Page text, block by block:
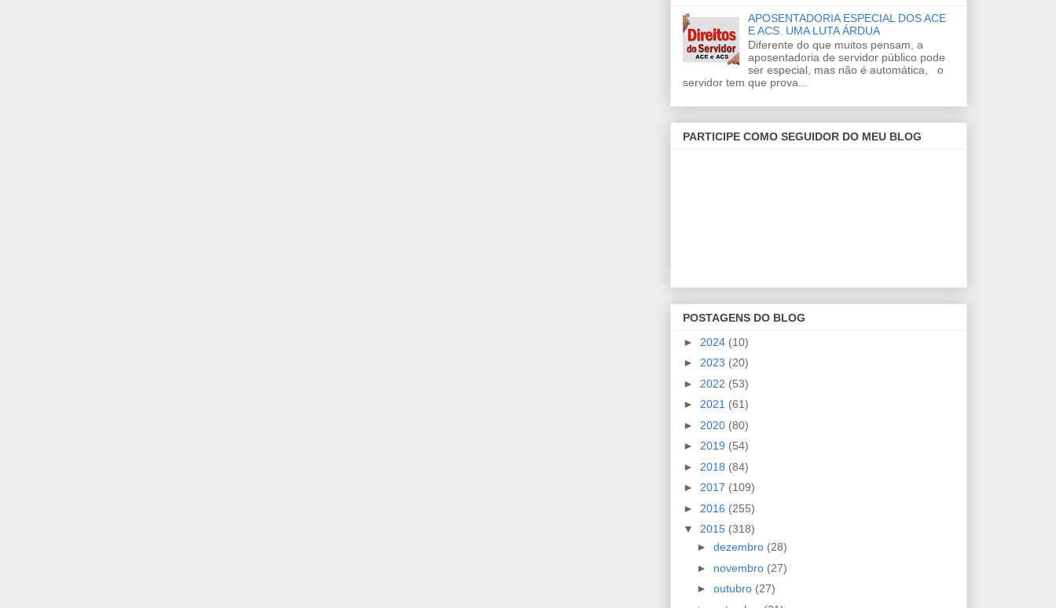
APOSENTADORIA ESPECIAL DOS ACE
E ACS. UMA LUTA ÁRDUA
Diferente do que muitos pensam, a
aposentadoria de servidor público pode
ser especial, mas não é automática, o
servidor tem que prova...
PARTICIPE COMO SEGUIDOR DO MEU BLOG
POSTAGENS DO BLOG
► 2024 (10)
► 2023 (20)
► 2022 (53)
► 2021 (61)
► 2020 (80)
► 2019 (54)
► 2018 (84)
► 2017 (109)
► 2016 (255)
▼ 2015 (318)
► dezembro (28)
► novembro (27)
► outubro (27)